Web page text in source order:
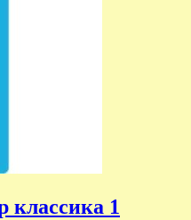
классика 1